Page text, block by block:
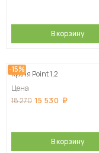
В корзину
-15%
Кухня Point 1,2
Цена
18 270 15 530
В корзину